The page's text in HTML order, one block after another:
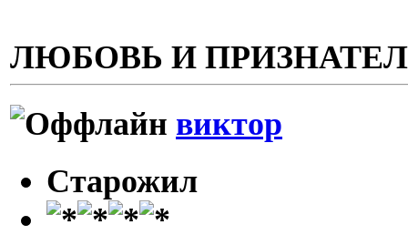
ЛЮБОВЬ И
виктор
Старожил